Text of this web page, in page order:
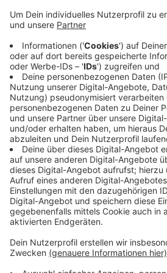
eine friedliche Versammlung,
Kräften vor Ort sein. Die
Demokratie und Toleranz
Demo trotz der Auflagen
antiisraelische Inhalte verbreitet
bei den meisten Pro-Palästina-
Deutschland seit dem Hamas-
Oktober so gewesen.
Zivilbevölkerung in Gaza
durch Antisemitismus.
Veröffentlicht:Freitag, 10.11.2023
Anzeige